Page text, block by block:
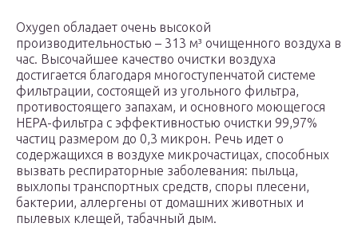
Oxygen обладает очень высокой
производительностью – 313 м³ очищенного воздуха в
час. Высочайшее качество очистки воздуха
достигается благодаря многоступенчатой системе
фильтрации, состоящей из угольного фильтра,
противостоящего запахам, и основного моющегося
HEPA-фильтра с эффективностью очистки 99,97%
частиц размером до 0,3 микрон. Речь идет о
содержащихся в воздухе микрочастицах, способных
вызвать респираторные заболевания: пыльца,
выхлопы транспортных средств, споры плесени,
бактерии, аллергены от домашних животных и
пылевых клещей, табачный дым.